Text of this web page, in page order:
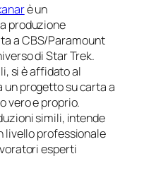
è un
produzione
a CBS/Paramount
di Star Trek.
si è affidato al
progetto su carta a
vero e proprio.
simili, intende
livelloprofessionale
esperti